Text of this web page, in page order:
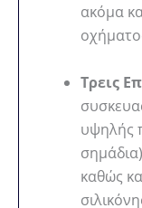
ακόμα
Τρεις
υψηλής
καθώς